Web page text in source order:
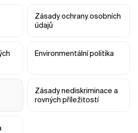
Zásady ochrany osobních
údajů
Environmentální politika
Zásady nediskriminace a
rovných příležitostí